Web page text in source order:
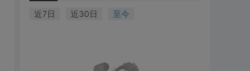
近7日 近30日 至今